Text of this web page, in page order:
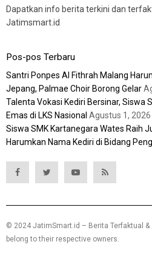
Dapatkan info berita terkini dan
Jatimsmart.id
Pos-pos Terbaru
Santri Ponpes Al Fithrah Malang
Jepang, Palmae Choir Borong Gelar
Talenta Vokasi Kediri Bersinar, Siswa
Emas di LKS Nasional Agustus 1, 2026
Siswa SMK Kartanegara Wates Raih
Harumkan Nama Kediri di Bidang
© 2024 JatimSmart.id – Berita Terfaktual
belong to their respective owners.